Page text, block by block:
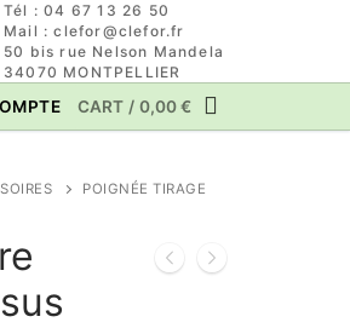
Tél : 04 67 13 26 50
Mail : clefor@clefor.fr
50 bis rue Nelson Mandela
34070 MONTPELLIER
CART / 0,00€
POIGNÉE TIRAGE